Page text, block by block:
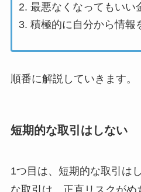
最悪なくなってもいい
積極的に自分から情報
順番に解説していきます。
短期的な取引はしない
1つ目は、短期的な取引は
な取引は、正直リスクがめ